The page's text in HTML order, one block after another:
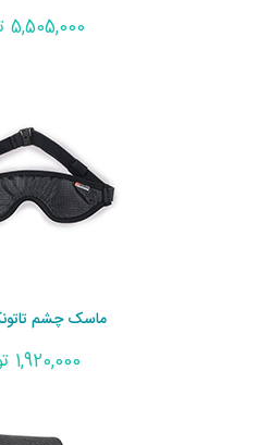
5,505,000 تومان
ماسک چشم
1,920,000 تومان